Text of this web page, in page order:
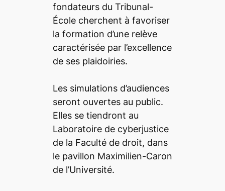
fondateurs du Tribunal-
École cherchent à favoriser
la formation d’une relève
caractérisée par l’excellence
de ses plaidoiries.
Les simulations d’audiences
seront ouvertes au public.
Elles se tiendront au
Laboratoire de cyberjustice
de la Faculté de droit, dans
le pavillon Maximilien-Caron
de l’Université.